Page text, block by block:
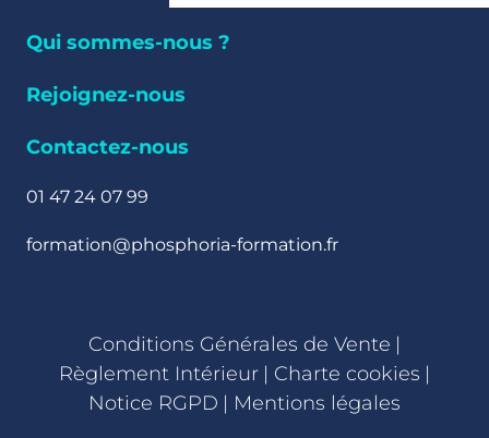
Qui sommes-nous ?
Rejoignez-nous
Contactez-nous
01 47 24 07 99
formation@phosphoria-formation.fr
Conditions Générales de Vente |
Règlement Intérieur | Charte cookies |
Notice RGPD | Mentions légales